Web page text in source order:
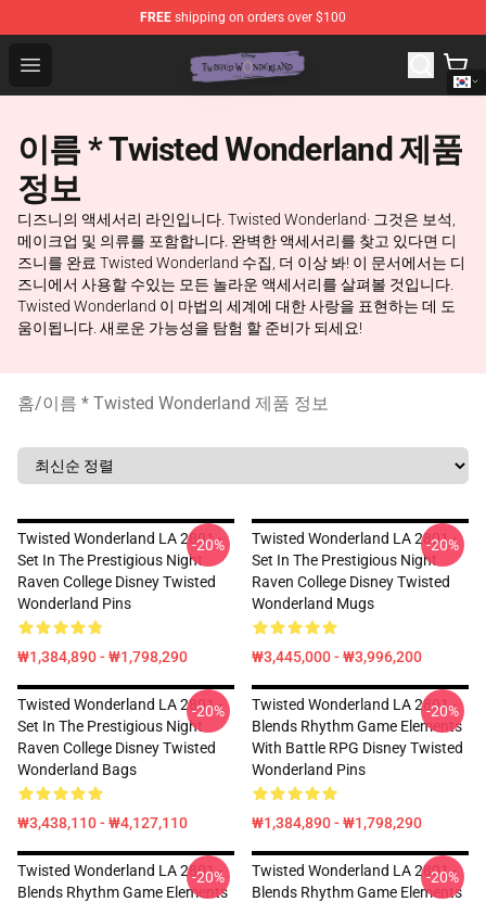
FREE shipping on orders over $100
Open menu
Twisted Wonderland Store - Official Twisted
이름 * Twisted Wonderland 제품
정보
디즈니의 액세서리 라인입니다. Twisted Wonderland· 그것은 보석,
메이크업 및 의류를 포함합니다. 완벽한 액세서리를 찾고 있다면 디
즈니를 완료 Twisted Wonderland 수집, 더 이상 봐! 이 문서에서는 디
즈니에서 사용할 수있는 모든 놀라운 액세서리를 살펴볼 것입니다.
Twisted Wonderland 이 마법의 세계에 대한 사랑을 표현하는 데 도
움이됩니다. 새로운 가능성을 탐험 할 준비가 되세요!
홈/이름 * Twisted Wonderland 제품 정보
Twisted Wonderland LA 2801 -
Set In The Prestigious Night
Raven College Disney Twisted
Wonderland Pins
₩1,384,890 - ₩1,798,290
-20%
Twisted Wonderland LA 2801 -
Set In The Prestigious Night
Raven College Disney Twisted
Wonderland Mugs
₩3,445,000 - ₩3,996,200
-20%
Twisted Wonderland LA 2801 -
Set In The Prestigious Night
Raven College Disney Twisted
Wonderland Bags
₩3,438,110 - ₩4,127,110
-20%
Twisted Wonderland LA 2801 -
Blends Rhythm Game Elements
With Battle RPG Disney Twisted
Wonderland Pins
₩1,384,890 - ₩1,798,290
-20%
Twisted Wonderland LA 2801 -
Blends Rhythm Game Elements
-20%
Twisted Wonderland LA 2801 -
Blends Rhythm Game Elements
-20%